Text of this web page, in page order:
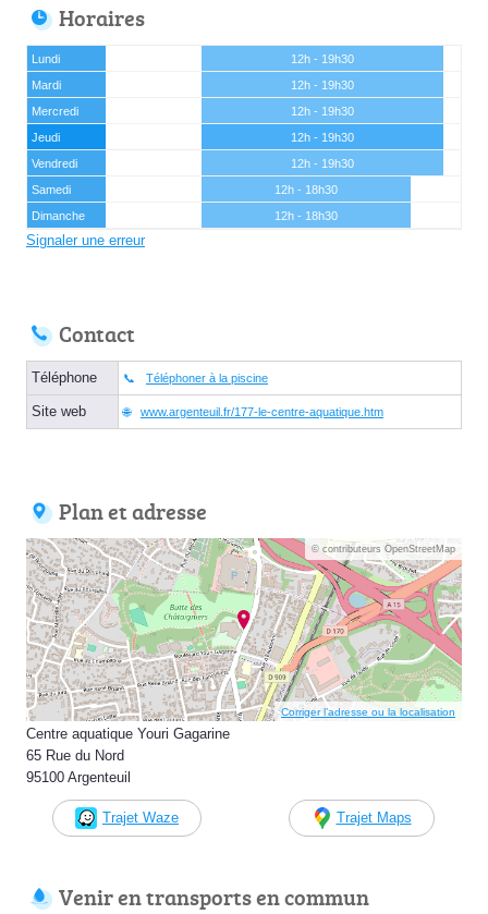
Horaires
Lundi
12h - 19h30
Mardi
12h - 19h30
Mercredi
12h - 19h30
Jeudi
12h - 19h30
Vendredi
12h - 19h30
Samedi
12h - 18h30
Dimanche
12h - 18h30
Signaler une erreur
Contact
Téléphone Téléphoner à la piscine
Site web www.argenteuil.fr/177-le-centre-aquatique.htm
Plan et adresse
© contributeurs OpenStreetMap
Corriger l’adresse ou la localisation
Centre aquatique Youri Gagarine
65 Rue du Nord
95100 Argenteuil
Trajet Waze Trajet Maps
Venir en transports en commun